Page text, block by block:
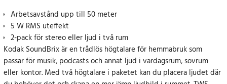
Arbetsavstånd upp till 50 meter
5 W RMS uteffekt
2-pack för stereo eller ljud i två rum
Kodak SoundBrix är en trådlös högtalare för hemmabruk som
passar för musik, podcasts och annat ljud i vardagsrum, sovrum
eller kontor. Med två högtalare i paketet kan du placera ljudet där